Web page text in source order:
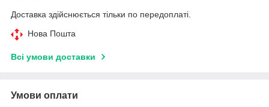
Доставка здійснюється тільки по передоплаті.
Нова Пошта
Всі умови доставки
Умови оплати